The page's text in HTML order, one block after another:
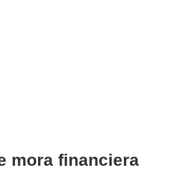
mora financiera